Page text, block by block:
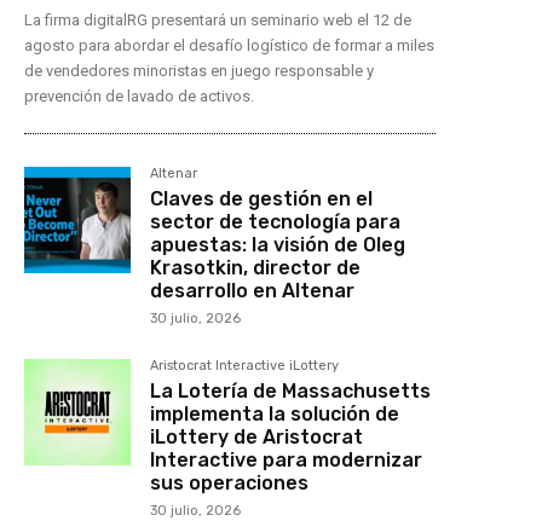
La firma digitalRG presentará un seminario web el 12 de
agosto para abordar el desafío logístico de formar a miles
de vendedores minoristas en juego responsable y
prevención de lavado de activos.
Altenar
Claves de gestión en el
sector de tecnología para
apuestas: la visión de Oleg
Krasotkin, director de
desarrollo en Altenar
30 julio, 2026
Aristocrat Interactive iLottery
La Lotería de Massachusetts
implementa la solución de
iLottery de Aristocrat
Interactive para modernizar
sus operaciones
30 julio, 2026